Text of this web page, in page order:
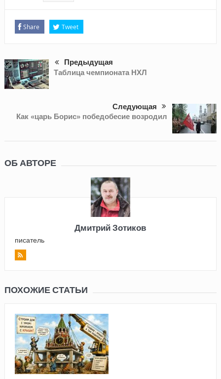
Share Tweet
Предыдущая
Таблица чемпионата НХЛ
Следующая
Как «царь Борис» победобесие возродил
ОБ АВТОРЕ
Дмитрий Зотиков
писатель
ПОХОЖИЕ СТАТЬИ